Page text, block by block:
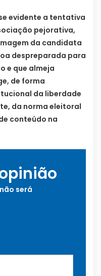
evidente a tentativa
pejorativa,
da candidata
despreparada para
e que almeja
de forma
da liberdade
da norma eleitoral
conteúdo na
será